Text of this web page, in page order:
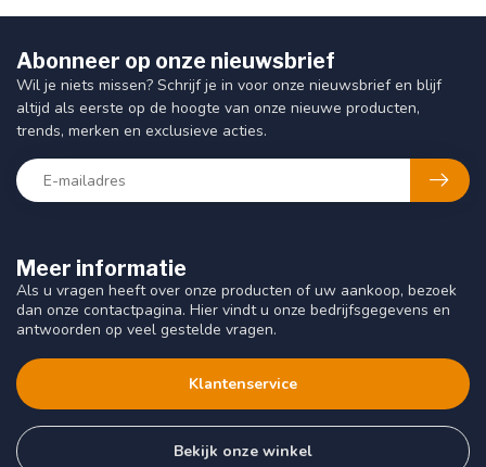
Meer informatie
Als u vragen heeft over onze producten of uw aankoop, bezoek
dan onze contactpagina. Hier vindt u onze bedrijfsgegevens en
antwoorden op veel gestelde vragen.
Klantenservice
Bekijk onze winkel
Abonneer op onze nieuwsbrief
Wil je niets missen? Schrijf je in voor onze nieuwsbrief en blijf
altijd als eerste op de hoogte van onze nieuwe producten,
trends, merken en exclusieve acties.